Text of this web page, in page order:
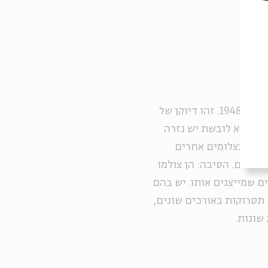
התצלום 19א בספר "פנטזיה של מדינה" צולם בתחילת דצמבר 1948. זהו דיוקן של
שהיא לובשת יש גזרה
בתצלומים אחרים
הסיבה: הן צולמו
שמייצגים אותו. יש בהם
באורכים שונים,